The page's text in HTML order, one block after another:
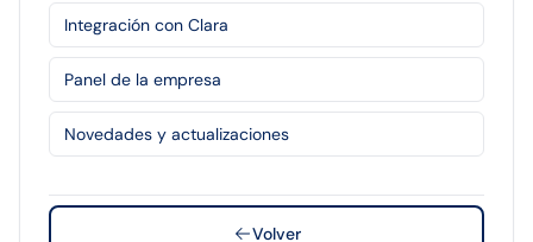
Integración con Clara
Panel de la empresa
Novedades y actualizaciones
Volver